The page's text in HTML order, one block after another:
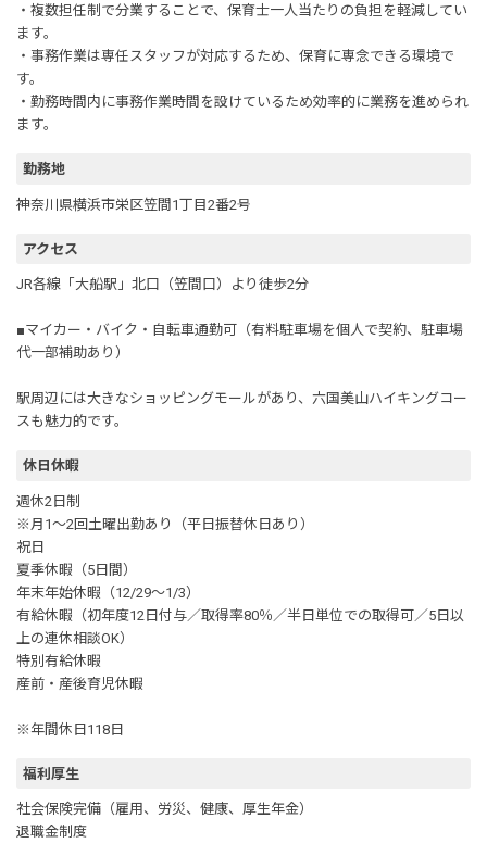
・複数担任制で分業することで、保育士一人当たりの負担を軽減してい
ます。
・事務作業は専任スタッフが対応するため、保育に専念できる環境で
す。
・勤務時間内に事務作業時間を設けているため効率的に業務を進められ
ます。
勤務地
神奈川県横浜市栄区笠間1丁目2番2号
アクセス
JR各線「大船駅」北口（笠間口）より徒歩2分
■マイカー・バイク・自転車通勤可（有料駐車場を個人で契約、駐車場
代一部補助あり）
駅周辺には大きなショッピングモールがあり、六国美山ハイキングコー
スも魅力的です。
休日休暇
週休2日制
※月1～2回土曜出勤あり（平日振替休日あり）
祝日
夏季休暇（5日間）
年末年始休暇（12/29～1/3）
有給休暇（初年度12日付与／取得率80％／半日単位での取得可／5日以
上の連休相談OK）
特別有給休暇
産前・産後育児休暇
※年間休日118日
福利厚生
社会保険完備（雇用、労災、健康、厚生年金）
退職金制度